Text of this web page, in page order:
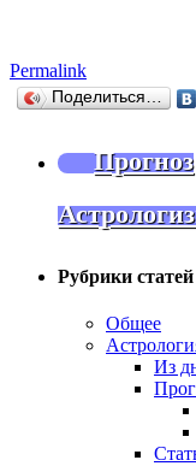
Permalink
Поделиться…
Прогноз
Рубрики статей
Общее
Из